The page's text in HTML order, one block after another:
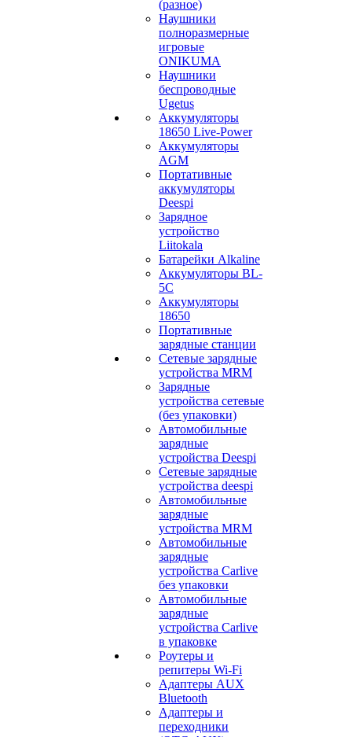
(разное)
Наушники
полноразмерные
игровые
ONIKUMA
Наушники
беспроводные
Ugetus
Аккумуляторы
18650 Live-Power
Аккумуляторы
АGM
Портативные
аккумуляторы
Deespi
Зарядное
устройство
Liitokala
Батарейки Alkaline
Аккумуляторы BL-
5C
Аккумуляторы
18650
Портативные
зарядные станции
Сетевые зарядные
устройства MRM
Зарядные
устройства сетевые
(без упаковки)
Автомобильные
зарядные
устройства Deespi
Сетевые зарядные
устройства deespi
Автомобильные
зарядные
устройства MRM
Автомобильные
зарядные
устройства Carlive
без упаковки
Автомобильные
зарядные
устройства Carlive
в упаковке
Роутеры и
репитеры Wi-Fi
Адаптеры AUX
Bluetooth
Адаптеры и
переходники